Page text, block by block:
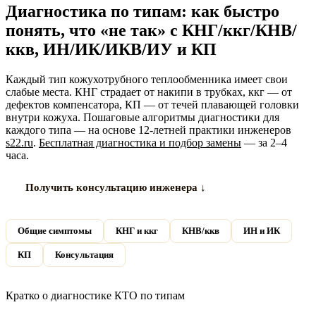
Диагностика по типам: как быстро
понять, что «не так» с КНГ/ккг/КНВ/
ккв, ИН/ИК/ИКВ/ИУ и КП
Каждый тип кожухотрубного теплообменника имеет свои
слабые места. КНГ страдает от накипи в трубках, ккг — от
дефектов компенсатора, КП — от течей плавающей головки
внутри кожуха. Пошаговые алгоритмы диагностики для
каждого типа — на основе 12-летней практики инженеров
s22.ru. Бесплатная диагностика и подбор замены — за 2–4
часа.
Получить консультацию инженера ↓
Общие симптомы КНГ и ккг КНВ/ккв ИН и ИК
КП Консультация
Кратко о диагностике КТО по типам